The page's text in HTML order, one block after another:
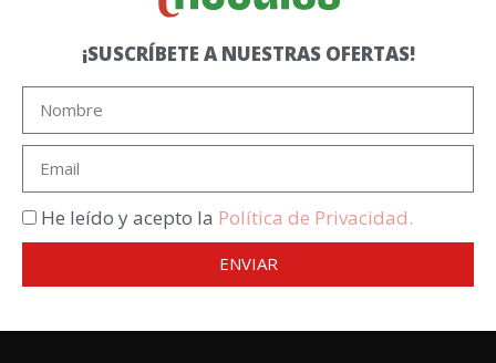
¡SUSCRÍBETE A NUESTRAS OFERTAS!
He leído y acepto la Política de Privacidad.
ENVIAR